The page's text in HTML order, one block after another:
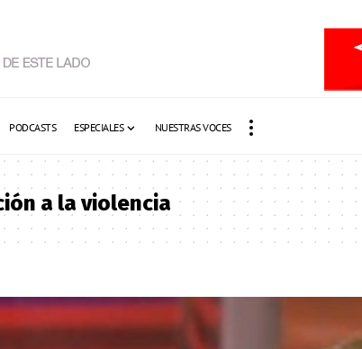
PODCASTS ESPECIALES NUESTRAS VOCES
a la violencia